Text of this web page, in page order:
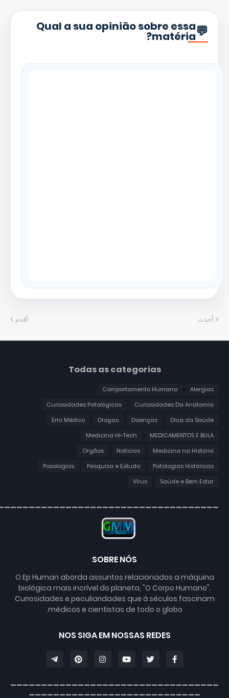
Qual a sua opinião sobre essa
matéria?
أحدث أقدم
Todas as categorias
Alergias
Comportamento Humano
Curiosidades Da Anatomia
Curiosidades Patológicas
Dica da Saúde
Doenças
Drogas
Erro Médico
MEDICAMENTOS E BULA
Medicina Hi-Tech
Medicina na História
Notícias
Orgãos
Patologias Históricas
Pesquisa e Estudo
Posologias
Saúde e Bem Estar
Vírus
SOBRE NÓS
O Ep Human aborda assuntos relacionados a máquina
biológica mais incrível do planeta, "O Corpo Humano".
Curiosidades e peculiaridades que á séculos fascinam
médicos e cientistas de todo o globo.
NOS SIGA EM NOSSAS REDES
__________________________________
____________________________